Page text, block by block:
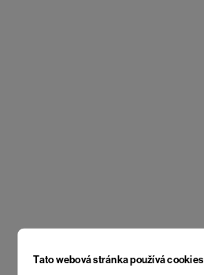
Tato webová stránka používá cookies